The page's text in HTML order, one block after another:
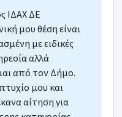
ΙΔΑΧ ΔΕ
μου θέση είναι
με ειδικές
αλλά
από τον Δήμο.
μου και
αίτηση για